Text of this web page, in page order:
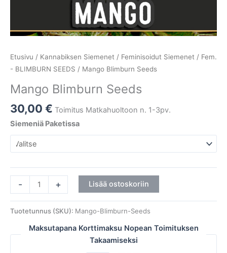
Etusivu / Kannabiksen Siemenet / Feminisoidut Siemenet / Fem.
- BLIMBURN SEEDS / Mango Blimburn Seeds
Mango Blimburn Seeds
30,00 € Toimitus Matkahuoltoon n. 1-3pv.
Siemeniä Paketissa
- + Lisää ostoskoriin
Tuotetunnus (SKU): Mango-Blimburn-Seeds
Maksutapana Korttimaksu Nopean Toimituksen
Takaamiseksi